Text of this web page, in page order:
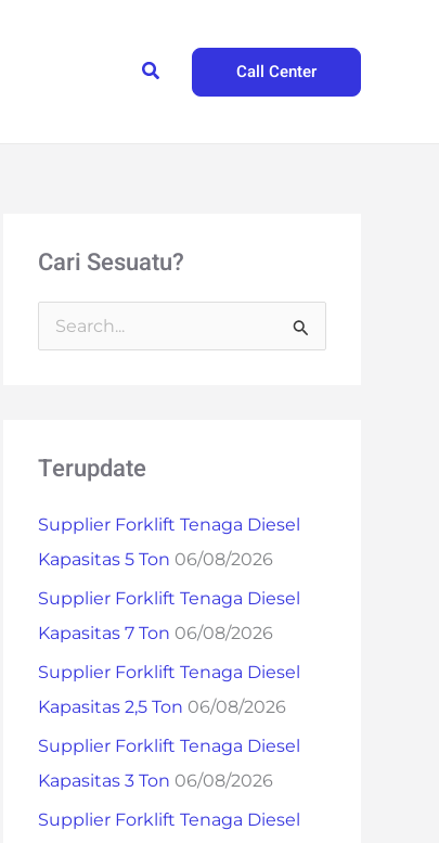
Search Call Center
Cari Sesuatu?
r
:
Terupdate
Supplier Forklift Tenaga Diesel
Kapasitas 5 Ton 06/08/2026
Supplier Forklift Tenaga Diesel
Kapasitas 7 Ton 06/08/2026
Supplier Forklift Tenaga Diesel
Kapasitas 2,5 Ton 06/08/2026
Supplier Forklift Tenaga Diesel
Kapasitas 3 Ton 06/08/2026
Supplier Forklift Tenaga Diesel